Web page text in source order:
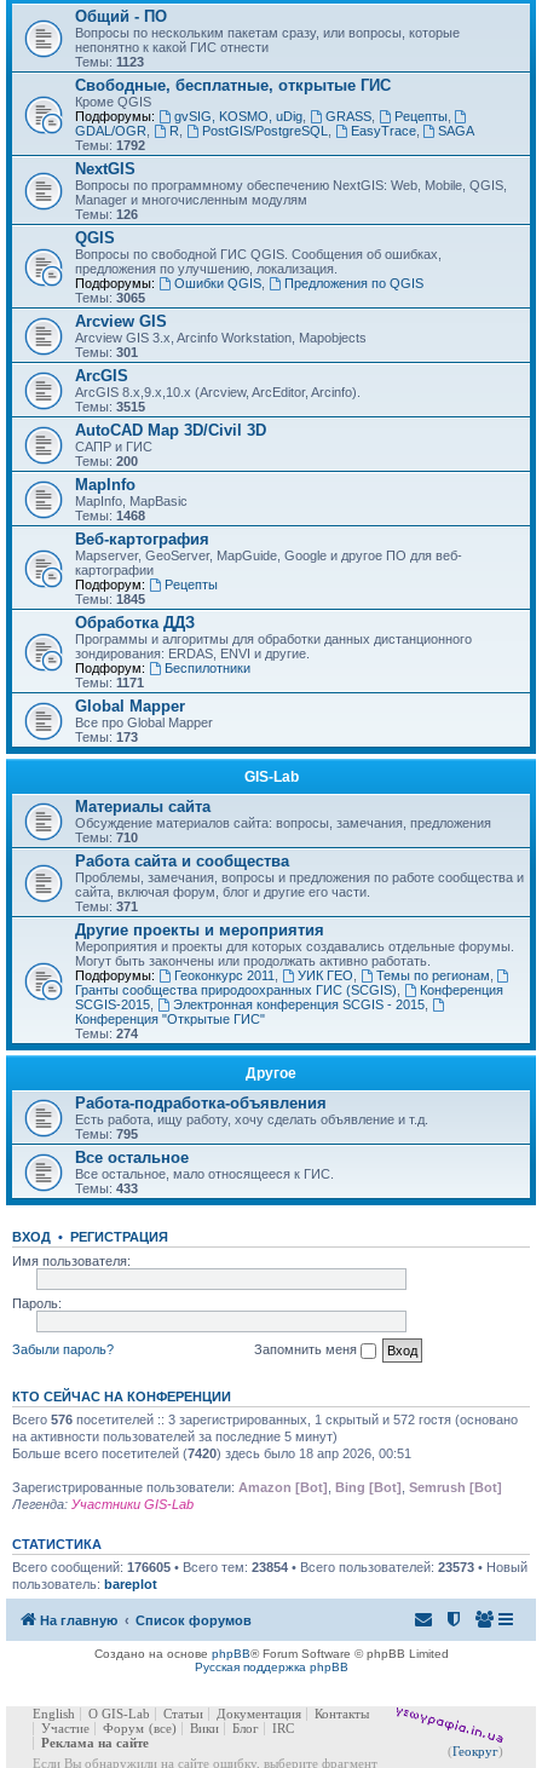
Общий - ПО
Вопросы по нескольким пакетам сразу, или вопросы, которые
непонятно к какой ГИС отнести
Темы: 1123
Свободные, бесплатные, открытые ГИС
Кроме QGIS
Подфорумы:
gvSIG, KOSMO, uDig, GRASS, Рецепты,
GDAL/OGR
R PostGIS/PostgreSQL EasyTrace,
SAGA
Темы: 1792
NextGIS
Вопросы по программному обеспечению NextGIS: Web, Mobile, QGIS,
Manager и многочисленным модулям
Темы: 126
QGIS
Вопросы по свободной ГИС QGIS. Сообщения об ошибках,
предложения по улучшению, локализация.
Подфорумы:
Ошибки QGIS,
Предложения по QGIS
Темы: 3065
Arcview GIS
Arcview GIS 3.x, Arcinfo Workstation, Mapobjects
Темы: 301
ArcGIS
ArcGIS 8.x,9.x,10.x (Arcview, ArcEditor, Arcinfo).
Темы: 3515
AutoCAD Map 3D/Civil 3D
САПР и ГИС
Темы: 200
MapInfo
MapInfo, MapBasic
Темы: 1468
Веб-картография
Mapserver, GeoServer, MapGuide, Google и другое ПО для веб-
картографии
Подфорум:
Рецепты
Темы: 1845
Обработка ДДЗ
Программы и алгоритмы для обработки данных дистанционного
зондирования: ERDAS, ENVI и другие.
Подфорум:
Беспилотники
Темы: 1171
Global Mapper
Все про Global Mapper
Темы: 173
GIS-Lab
Материалы сайта
Обсуждение материалов сайта: вопросы, замечания, предложения
Темы: 710
Работа сайта и сообщества
Проблемы, замечания, вопросы и предложения по работе сообщества и
сайта, включая форум, блог и другие его части.
Темы: 371
Другие проекты и мероприятия
Мероприятия и проекты для которых создавались отдельные форумы.
Могут быть закончены или продолжать активно работать.
Подфорумы:
Геоконкурс 2011 УИК ГЕО Темы по регионам
Гранты сообщества природоохранных ГИС (SCGIS)
Конференция
SCGIS-2015
Электронная конференция SCGIS - 2015,
Конференция "Открытые ГИС"
Темы: 274
Другое
Работа-подработка-объявления
Есть работа, ищу работу, хочу сделать объявление и т.д.
Темы: 795
Все остальное
Все остальное, мало относящееся к ГИС.
Темы: 433
ВХОД • РЕГИСТРАЦИЯ
Имя пользователя:
Пароль:
Забыли пароль? Запомнить меня
КТО СЕЙЧАС НА КОНФЕРЕНЦИИ
Всего 576 посетителей :: 3 зарегистрированных, 1 скрытый и 572 гостя (основано
на активности пользователей за последние 5 минут)
Больше всего посетителей (7420) здесь было 18 апр 2026, 00:51
Зарегистрированные пользователи: Amazon [Bot] Bing [Bot] Semrush [Bot]
Легенда: Участники GIS-Lab
СТАТИСТИКА
Всего сообщений: 176605 • Всего тем: 23854 • Всего пользователей: 23573 • Новый
пользователь: bareplot
На главную Список форумов
Создано на основе phpBB® Forum Software © phpBB Limited
Русская поддержка phpBB
(Геокруг)
English О GIS-Lab Статьи Документация
Контакты
Участие
Форум (все) Вики Блог
IRC
Реклама на сайте
Если Вы обнаружили на сайте ошибку, выберите фрагмент